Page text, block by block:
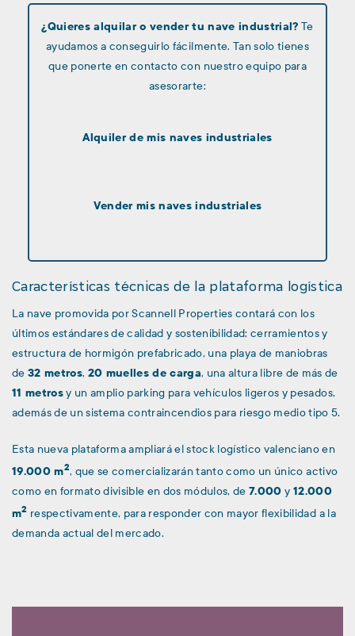
¿Quieres alquilar o vender tu nave industrial? Te
ayudamos a conseguirlo fácilmente. Tan solo tienes
que ponerte en contacto con nuestro equipo para
asesorarte:
Alquiler de mis naves industriales
Vender mis naves industriales
Características técnicas de la plataforma logística
La nave promovida por Scannell Properties contará con los
últimos estándares de calidad y sostenibilidad: cerramientos y
estructura de hormigón prefabricado, una playa de maniobras
de32 metros, 20 muelles de carga, una altura libre de más de
11 metrosy un amplio parking para vehículos ligeros y pesados,
además de un sistema contraincendios para riesgo medio tipo 5.
Esta nueva plataforma ampliará el stock logístico valenciano en
19.000 m2, que se comercializarán tanto como un único activo
como en formato divisible en dos módulos, de7.000 y 12.000
m2 respectivamente, para responder con mayor flexibilidad a la
demanda actual del mercado.